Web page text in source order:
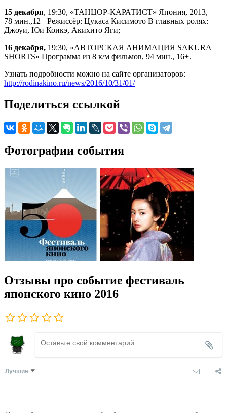
15 декабря, 19:30, «ТАНЦОР-КАРАТИСТ» Япония, 2013,
78 мин.,12+ Режиссёр: Цукаса Кисимото В главных ролях:
Джоуи, Юи Коикэ, Акихито Яги;
16 декабря, 19:30, «АВТОРСКАЯ АНИМАЦИЯ SAKURA
SHORTS» Программа из 8 к/м фильмов, 94 мин., 16+.
Узнать подробности можно на сайте организаторов:
http://rodinakino.ru/news/2016/10/31/01/
Поделиться ссылкой
Фотографии события
Отзывы про событие фестиваль
японского кино 2016
Лучшие